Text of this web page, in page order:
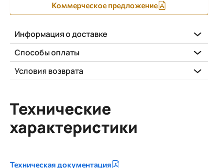
Коммерческое предложение
Информация о доставке
Способы оплаты
Условия возврата
Технические
характеристики
Техническая документация